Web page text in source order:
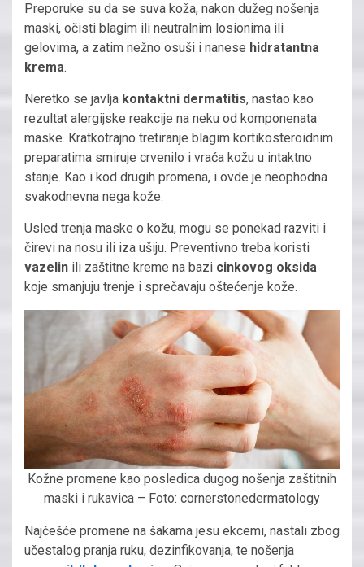
Preporuke su da se suva koža, nakon dužeg nošenja
maski, očisti blagim ili neutralnim losionima ili
gelovima, a zatim nežno osuši i nanese hidratantna
krema.
Neretko se javlja kontaktni dermatitis, nastao kao
rezultat alergijske reakcije na neku od komponenata
maske. Kratkotrajno tretiranje blagim kortikosteroidnim
preparatima smiruje crvenilo i vraća kožu u intaktno
stanje. Kao i kod drugih promena, i ovde je neophodna
svakodnevna nega kože.
Usled trenja maske o kožu, mogu se ponekad razviti i
čirevi na nosu ili iza ušiju. Preventivno treba koristi
vazelin ili zaštitne kreme na bazi cinkovog oksida
koje smanjuju trenje i sprečavaju oštećenje kože.
Kožne promene kao posledica dugog nošenja zaštitnih
maski i rukavica – Foto: cornerstonedermatology
Najčešće promene na šakama jesu ekcemi, nastali zbog
učestalog pranja ruku, dezinfikovanja, te nošenja